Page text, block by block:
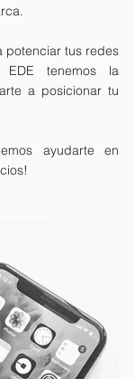
potenciar tus redes
EDE tenemos la
a posicionar tu
ayudarte en